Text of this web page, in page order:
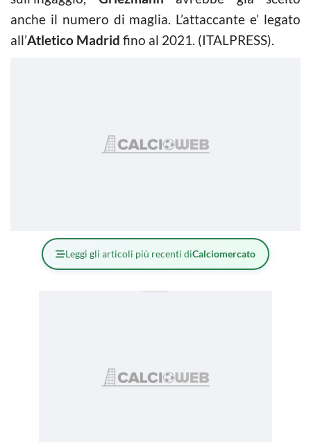
anche il numero di maglia. L’attaccante e’ legato
all’Atletico Madrid fino al 2021. (ITALPRESS).
Leggi gli articoli più recenti diCalciomercato